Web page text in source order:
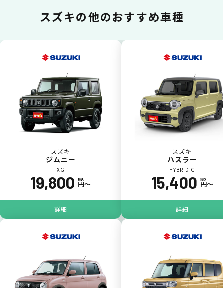
ポイントが貯まる
カーリース料金をカードで支払えるので、ポ
イントが貯まります。
スズキの他のおすすめ車種
スズキ
ジムニー
XG
19,800 税込
円〜
詳細
スズキ
ハスラー
HYBRID G
15,400 税込
円〜
詳細